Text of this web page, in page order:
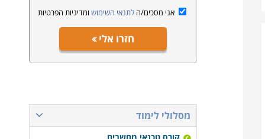
אני מסכים/הלתנאי השימוש ומדיניות הפרטיות
חזרו אלי
מסלולי לימוד